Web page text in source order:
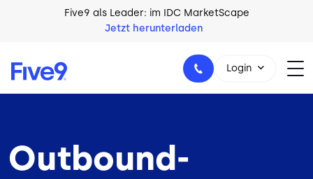
Skip to main contentFive9 als Leader: im IDC MarketScape
Jetzt herunterladen
Login
Outbound-